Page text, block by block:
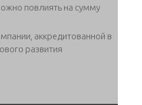
повлиять на сумму
аккредитованной в
развития